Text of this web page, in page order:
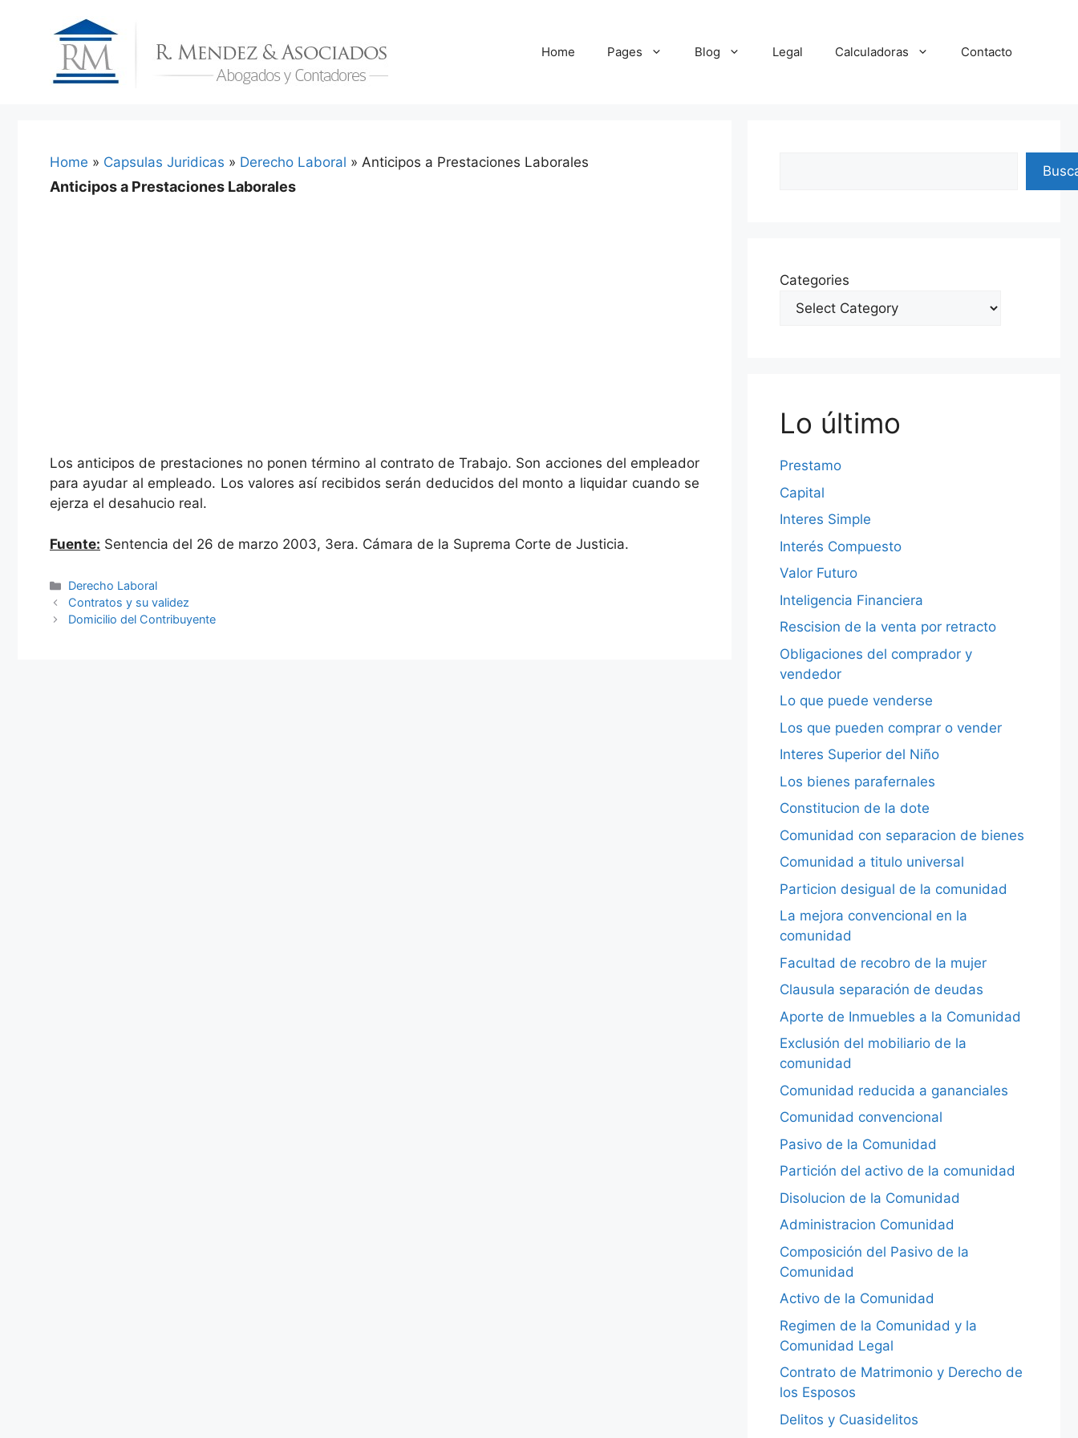
Home Pages Blog Legal Calculadoras Contacto
Home » Capsulas Juridicas » Derecho Laboral » Anticipos a Prestaciones Laborales
Anticipos a Prestaciones Laborales
Los anticipos de prestaciones no ponen término al contrato de Trabajo. Son acciones del empleador
para ayudar al empleado. Los valores así recibidos serán deducidos del monto a liquidar cuando se
ejerza el desahucio real.
Fuente: Sentencia del 26 de marzo 2003, 3era. Cámara de la Suprema Corte de Justicia.
Categories
Derecho Laboral
Contratos y su validez
Domicilio del Contribuyente
Categories
Lo último
Prestamo
Capital
Interes Simple
Interés Compuesto
Valor Futuro
Inteligencia Financiera
Rescision de la venta por retracto
Obligaciones del comprador y
vendedor
Lo que puede venderse
Los que pueden comprar o vender
Interes Superior del Niño
Los bienes parafernales
Constitucion de la dote
Comunidad con separacion de bienes
Comunidad a titulo universal
Particion desigual de la comunidad
La mejora convencional en la
comunidad
Facultad de recobro de la mujer
Clausula separación de deudas
Aporte de Inmuebles a la Comunidad
Exclusión del mobiliario de la
comunidad
Comunidad reducida a gananciales
Comunidad convencional
Pasivo de la Comunidad
Partición del activo de la comunidad
Disolucion de la Comunidad
Administracion Comunidad
Composición del Pasivo de la
Comunidad
Activo de la Comunidad
Regimen de la Comunidad y la
Comunidad Legal
Contrato de Matrimonio y Derecho de
los Esposos
Delitos y Cuasidelitos